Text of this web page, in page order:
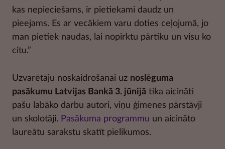
kas nepieciešams, ir pietiekami daudz un
pieejams. Es ar vecākiem varu doties ceļojumā, jo
man pietiek naudas, lai nopirktu pārtiku un visu ko
citu.”
Uzvarētāju noskaidrošanai uz noslēguma
pasākumu Latvijas Bankā 3. jūnijā tika aicināti
pašu labāko darbu autori, viņu ģimenes pārstāvji
un skolotāji. Pasākuma programmu un aicināto
laureātu sarakstu skatīt pielikumos.